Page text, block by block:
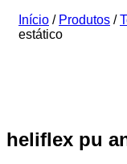
Início / Produtos /
estático
heliflex pu